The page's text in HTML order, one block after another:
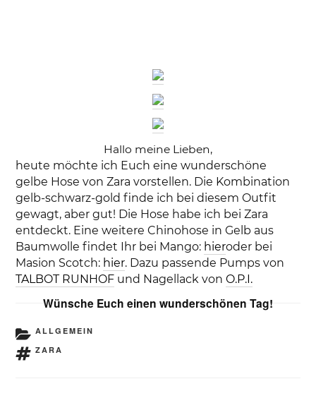
Hallo meine Lieben,
heute möchte ich Euch eine wunderschöne
gelbe Hose von Zara vorstellen. Die Kombination
gelb-schwarz-gold finde ich bei diesem Outfit
gewagt, aber gut! Die Hose habe ich bei Zara
entdeckt. Eine weitere Chinohose in Gelb aus
Baumwolle findet Ihr bei Mango: hieroder bei
Masion Scotch: hier. Dazu passende Pumps von
TALBOT RUNHOF und Nagellack vonO.P.I.
Wünsche Euch einen wunderschönen Tag!
KATEGORIEN
ALLGEMEIN
SCHLAGWÖRTER
ZARA